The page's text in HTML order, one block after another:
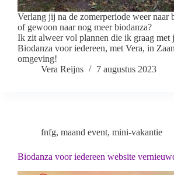
Verlang jij na de zomerperiode weer naar
of gewoon naar nog meer biodanza?
Ik zit alweer vol plannen die ik graag met
Biodanza voor iedereen, met Vera, in
omgeving!
Vera Reijns
7 augustus 2023
fnfg, maand event, mini-vakantie
Biodanza voor iedereen website